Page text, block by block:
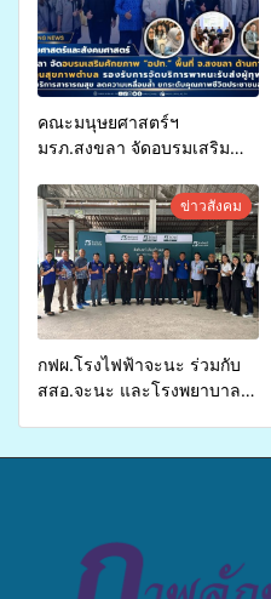
คณะมนุษยศาสตร์ฯ
มรภ.สงขลา จัดอบรมเสริม
จ่ายงบกองทุนสุขภาพตำบล
รองรับการจัดบริการพาหนะรับ
ส่งผู้ทุพพลภาพเพื่อเข้ารับ
บริการสาธารณสุข ลดความ
เหลื่อมล้ำ ยกระดับคุณภาพ
ชีวิตประชาชนอย่างยั่งยืน
ข่าวสังคม
กฟผ.โรงไฟฟ้าจะนะ ร่วมกับ
สสอ.จะนะ และโรงพยาบาล